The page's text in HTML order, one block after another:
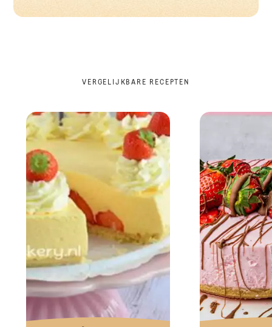
VERGELIJKBARE RECEPTEN